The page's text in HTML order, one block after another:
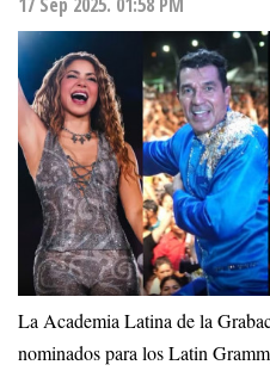
17 Sep 2025. 01:58 PM
La Academia Latina de la
nominados para los Latin